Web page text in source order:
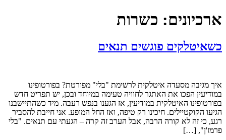
ארכיונים: כשרות
כשאיטלקים פוגשים תנאים
איך מגיבה מסעדה איטלקית לרשימת "בלי" מפורטת? בפורטופינו
במודיעין הפכו את האתגר לחוויה טעימה במיוחד ובכן, יש תפריט חדש
בפורטופינו האיטלקית במודיעין, אז הגענו בנפש רעבה. מיד כשהתיישבנו
הגיעו הקוקטיילים. חיכינו רק טיפה, ואז החל המופע. אני חייבת להסביר
רגע, כי זה לא קורה הרבה, אבל הערב זה קרה – הגעתי עם תנאים. "בלי
פרמז'ן", […]